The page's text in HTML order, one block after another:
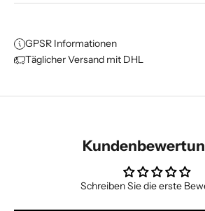
GPSR Informationen
Täglicher Versand mit DHL
Schreiben Sie die erste